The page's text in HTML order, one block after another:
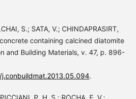
S.; SATA, V.; CHINDAPRASIRT,
containing calcined diatomite
and Building Materials, v. 47, p. 896-
.
P. H. S.; ROCHA, E. V.;